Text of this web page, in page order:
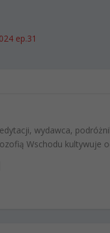
ep.31
wydawca,
Wschodu kultywuje